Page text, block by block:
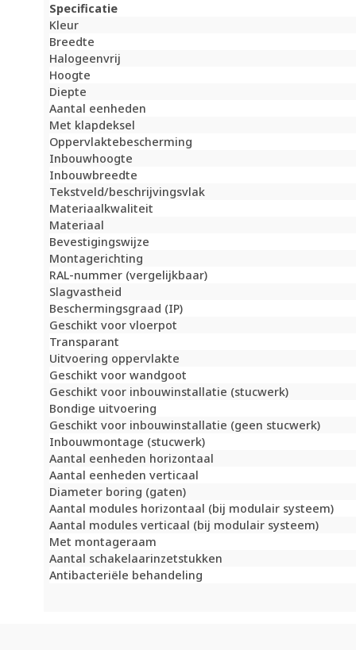
Specificatie
Kleur
Breedte
Halogeenvrij
Hoogte
Diepte
Aantal eenheden
Met klapdeksel
Oppervlaktebescherming
Inbouwhoogte
Inbouwbreedte
Tekstveld/beschrijvingsvlak
Materiaalkwaliteit
Materiaal
Bevestigingswijze
Montagerichting
RAL-nummer (vergelijkbaar)
Slagvastheid
Beschermingsgraad (IP)
Geschikt voor vloerpot
Transparant
Uitvoering oppervlakte
Geschikt voor wandgoot
Geschikt voor inbouwinstallatie (stucwerk)
Bondige uitvoering
Geschikt voor inbouwinstallatie (geen stucwerk)
Inbouwmontage (stucwerk)
Aantal eenheden horizontaal
Aantal eenheden verticaal
Diameter boring (gaten)
Aantal modules horizontaal (bij modulair systeem)
Aantal modules verticaal (bij modulair systeem)
Met montageraam
Aantal schakelaarinzetstukken
Antibacteriële behandeling